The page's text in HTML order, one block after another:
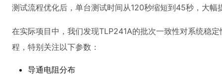
测试流程优化后，单台测试时间从120秒缩短到45秒，大幅
在实际项目中，我们发现TLP241A的批次一致性对系统稳
程，特别关注以下参数：
导通电阻分布